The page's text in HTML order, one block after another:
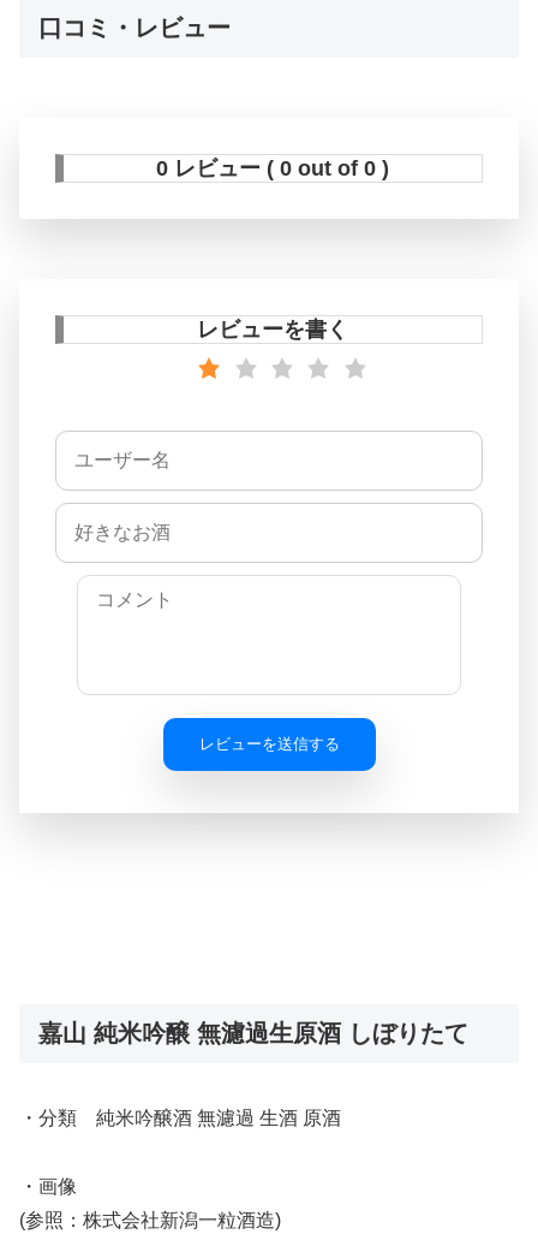
口コミ・レビュー
0 レビュー ( 0 out of 0 )
レビューを書く
レビューを送信する
嘉山 純米吟醸 無濾過生原酒 しぼりたて
・分類 純米吟醸酒 無濾過 生酒 原酒
・画像
(参照：株式会社新潟一粒酒造)